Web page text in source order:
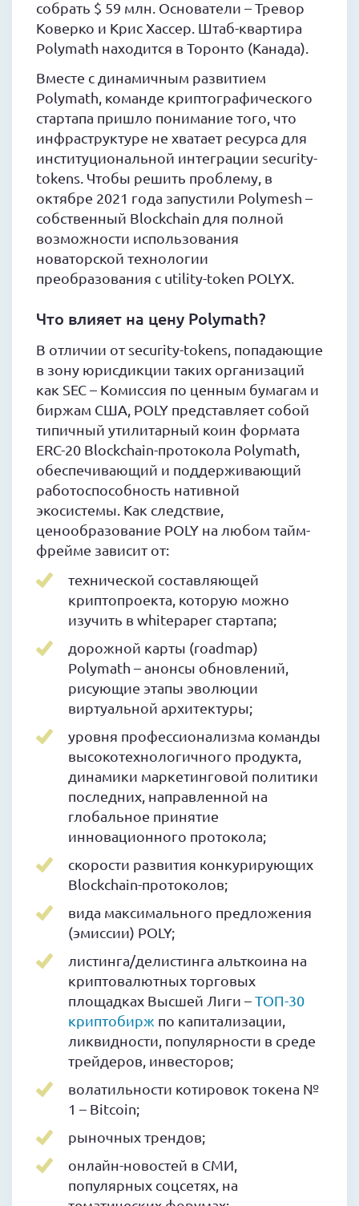
собрать $ 59 млн. Основатели – Тревор
Коверко и Крис Хассер. Штаб-квартира
Polymath находится в Торонто (Канада).
Вместе с динамичным развитием
Polymath, команде криптографического
стартапа пришло понимание того, что
инфраструктуре не хватает ресурса для
институциональной интеграции security-
tokens. Чтобы решить проблему, в
октябре 2021 года запустили Polymesh –
собственный Blockchain для полной
возможности использования
новаторской технологии
преобразования с utility-token POLYX.
Что влияет на цену Polymath?
В отличии от security-tokens, попадающие
в зону юрисдикции таких организаций
как SEC – Комиссия по ценным бумагам и
биржам США, POLY представляет собой
типичный утилитарный коин формата
ERC-20 Blockchain-протокола Polymath,
обеспечивающий и поддерживающий
работоспособность нативной
экосистемы. Как следствие,
ценообразование POLY на любом тайм-
фрейме зависит от:
технической составляющей
криптопроекта, которую можно
изучить в whitepaper стартапа;
дорожной карты (roadmap)
Polymath – анонсы обновлений,
рисующие этапы эволюции
виртуальной архитектуры;
уровня профессионализма команды
высокотехнологичного продукта,
динамики маркетинговой политики
последних, направленной на
глобальное принятие
инновационного протокола;
скорости развития конкурирующих
Blockchain-протоколов;
вида максимального предложения
(эмиссии) POLY;
листинга/делистинга альткоина на
криптовалютных торговых
площадках Высшей Лиги –ТОП-30
криптобирж по капитализации,
ликвидности, популярности в среде
трейдеров, инвесторов;
волатильности котировок токена №
1 – Bitcoin;
рыночных трендов;
онлайн-новостей в СМИ,
популярных соцсетях, на